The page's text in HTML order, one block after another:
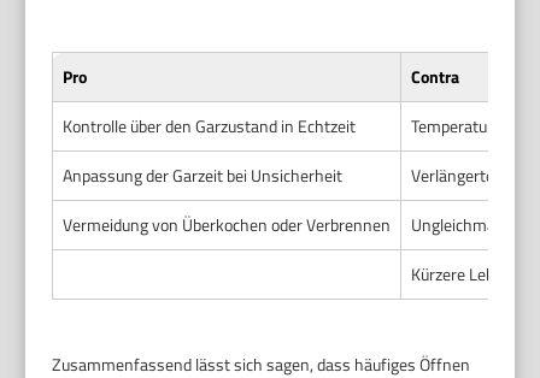
Pro
Contra
Kontrolle über den Garzustand in Echtzeit
Anpassung der Garzeit bei Unsicherheit
Verlängerte
Vermeidung von Überkochen oder Verbrennen
Ungleichmäßige
Kürzere
Zusammenfassend lässt sich sagen, dass häufiges Öffnen